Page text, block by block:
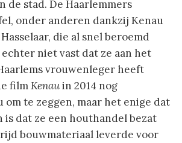
de stad. De Haarlemmers
onder anderen dankzij Kenau
die al snel beroemd
niet vast dat ze aan het
vrouwenleger heeft
filmKenauin 2014 nog
om te zeggen, maar het enige dat
is dat ze een houthandel bezat
bouwmateriaal leverde voor